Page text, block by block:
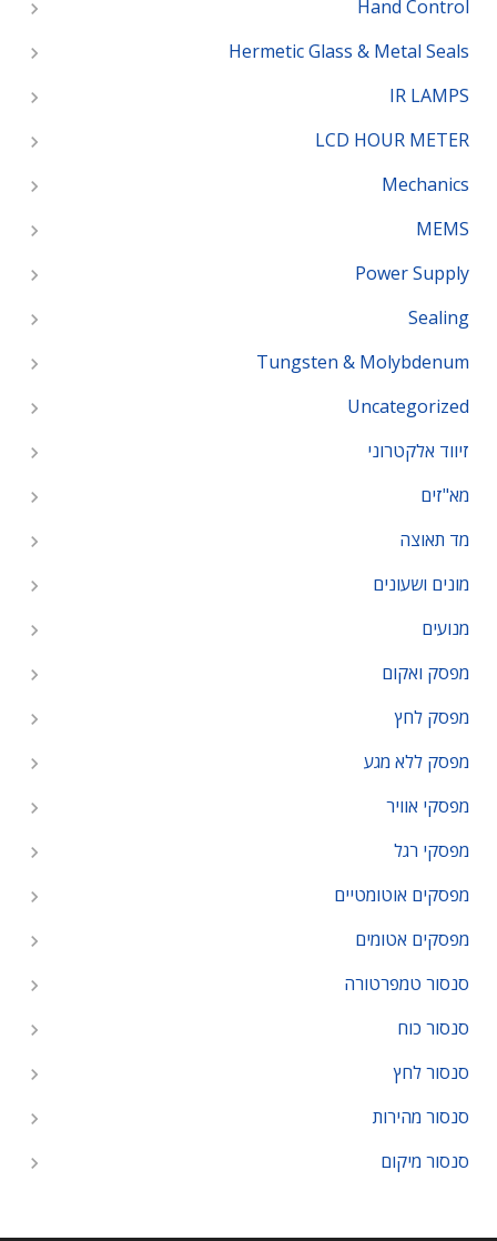
Hand Control
Hermetic Glass & Metal Seals
IR LAMPS
LCD HOUR METER
Mechanics
MEMS
Power Supply
Sealing
Tungsten & Molybdenum
Uncategorized
זיווד אלקטרוני
מא"זים
מד תאוצה
מונים ושעונים
מנועים
מפסק ואקום
מפסק לחץ
מפסק ללא מגע
מפסקי אוויר
מפסקי רגל
מפסקים אוטומטיים
מפסקים אטומים
סנסור טמפרטורה
סנסור כוח
סנסור לחץ
סנסור מהירות
סנסור מיקום